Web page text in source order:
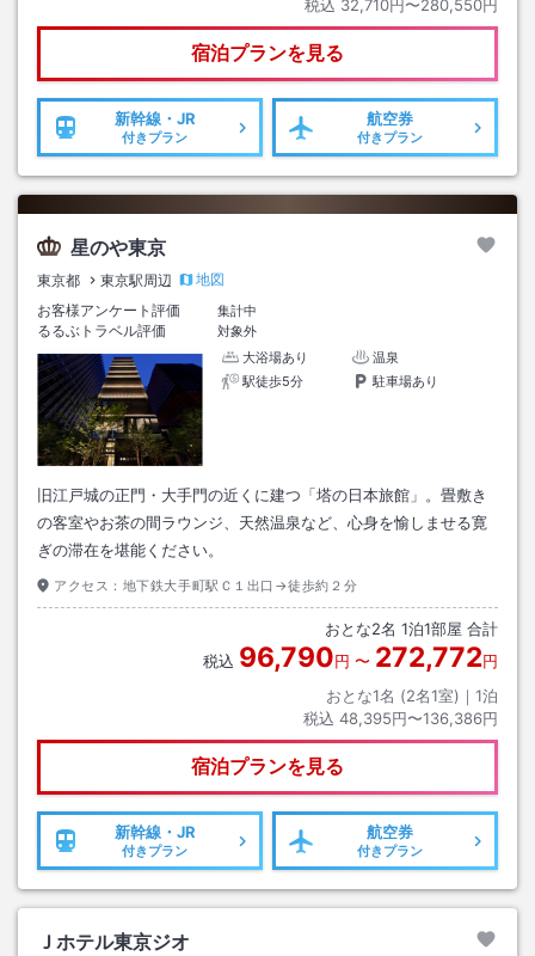
税込 32,710円〜280,550円
宿泊プランを見る
新幹線・JR
付きプラン
航空券
付きプラン
星のや東京
東京都 東京駅周辺
地図
お客様アンケート評価
集計中
るるぶトラベル評価
対象外
大浴場あり
温泉
駅徒歩5分
駐車場あり
旧江戸城の正門・大手門の近くに建つ「塔の日本旅館」。畳敷き
の客室やお茶の間ラウンジ、天然温泉など、心身を愉しませる寛
ぎの滞在を堪能ください。
アクセス： 地下鉄大手町駅Ｃ１出口→徒歩約２分
おとな2名 1泊1部屋 合計
税込 96,790円 〜 272,772円
おとな1名 (2名1室)｜ 1泊
税込 48,395円〜136,386円
宿泊プランを見る
新幹線・JR
付きプラン
航空券
付きプラン
Ｊホテル東京ジオ